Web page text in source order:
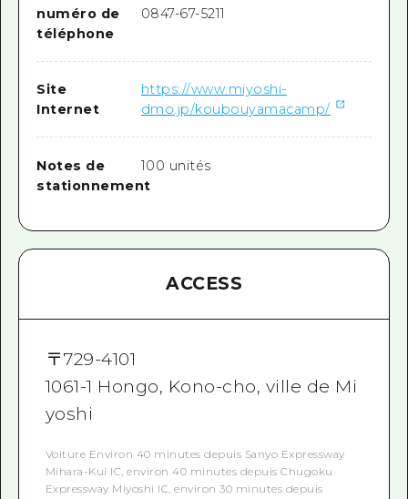
numéro de
téléphone
0847-67-5211
Site
Internet
https://www.miyoshi-
dmo.jp/koubouyamacamp/
Notes de
stationnement
100 unités
ACCESS
〒729-4101
1061-1 Hongo, Kono-cho, ville de Mi
yoshi
Voiture Environ 40 minutes depuis Sanyo Expressway
Mihara-Kui IC, environ 40 minutes depuis Chugoku
Expressway Miyoshi IC, environ 30 minutes depuis